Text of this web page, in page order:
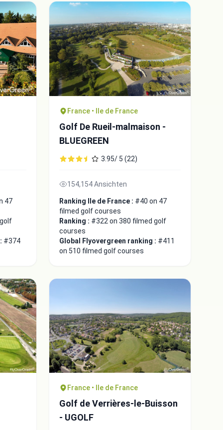
47
#374
France • Ile de France
Golf De Rueil-malmaison -
BLUEGREEN
3.95/ 5 (22)
154,154 Ansichten
Ranking Ile de France : #40 on 47
filmed golf courses
Ranking : #322 on 380 filmed golf
courses
Global Flyovergreen ranking : #411
on 510 filmed golf courses
France • Ile de France
Golf de Verrières-le-Buisson
- UGOLF
Close